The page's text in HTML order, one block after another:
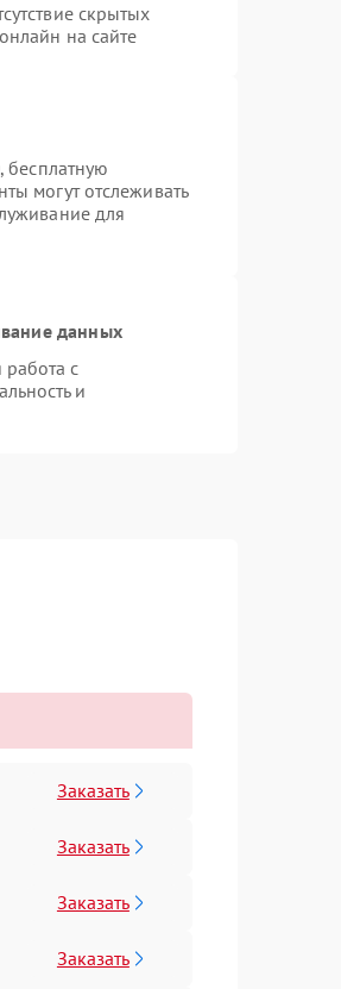
скрытых
на сайте
бесплатную
могут отслеживать
для
данных
с
и
Заказать
Заказать
Заказать
Заказать